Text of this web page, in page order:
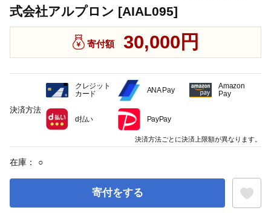
式会社アルプロン [AIAL095]
寄付額 30,000円
在庫： ○
寄付をする
決済方法
クレジット
カード
ANA Pay
Amazon
Pay
d払い PayPay
決済方法ごとに決済上限額が異なります。